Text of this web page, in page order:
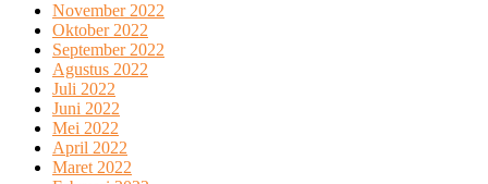
November 2022
Oktober 2022
September 2022
Agustus 2022
Juli 2022
Juni 2022
Mei 2022
April 2022
Maret 2022